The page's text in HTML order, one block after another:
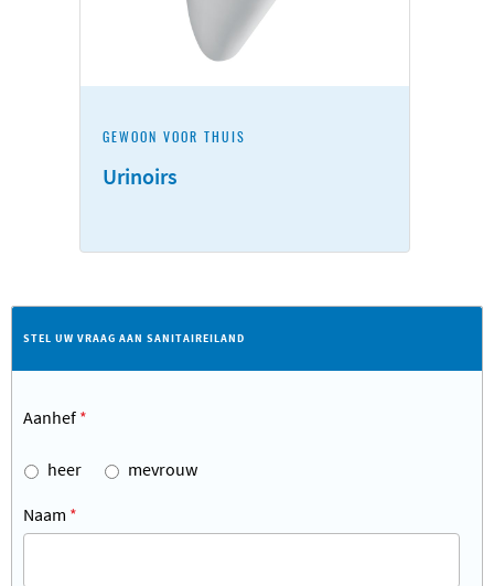
GEWOON VOOR THUIS
Urinoirs
STEL UW VRAAG AAN SANITAIREILAND
Aanhef *
heer mevrouw
Naam *